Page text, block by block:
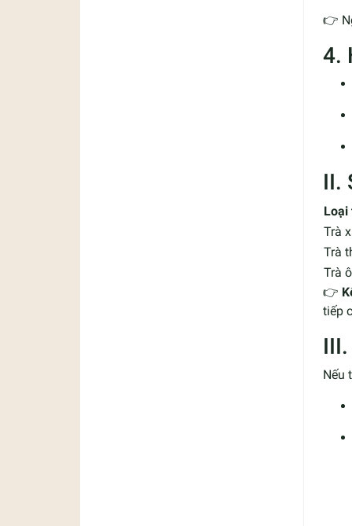
👉
4.
II.
Loại
Trà
Trà
Trà
👉
tiếp
Nếu